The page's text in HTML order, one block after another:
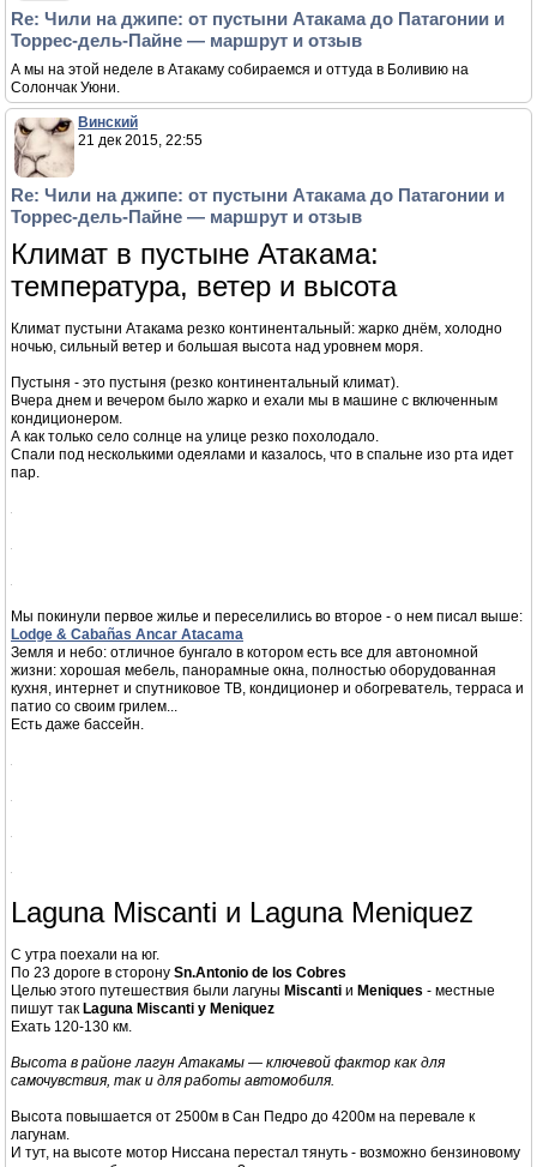
Re: Чили на джипе: от пустыни Атакама до Патагонии и
Торрес-дель-Пайне — маршрут и отзыв
Фотографии нереально красивые! Хочу в Чили!
Viktor1976
21 дек 2015, 12:22
Re: Чили на джипе: от пустыни Атакама до Патагонии и
Торрес-дель-Пайне — маршрут и отзыв
Подписываюсь
Startup&Travel
21 дек 2015, 21:03
Re: Чили на джипе: от пустыни Атакама до Патагонии и
Торрес-дель-Пайне — маршрут и отзыв
А мы на этой неделе в Атакаму собираемся и оттуда в Боливию на
Солончак Уюни.
Винский
Торрес-дель-Пайне — маршрут и отзыв
Климат в пустыне Атакама:
температура, ветер и высота
Климат пустыни Атакама резко континентальный: жарко днём, холодно
ночью, сильный ветер и большая высота над уровнем моря.
Пустыня - это пустыня (резко континентальный климат).
Вчера днем и вечером было жарко и ехали мы в машине с включенным
А как только село солнце на улице резко похолодало.
пар.
Мы покинули первое жилье и переселились во второе - о нем писал выше:
Lodge & Cabañas Ancar Atacama
Земля и небо: отличное бунгало в котором есть все для автономной
жизни: хорошая мебель, панорамные окна, полностью оборудованная
кухня, интернет и спутниковое ТВ, кондиционер и обогреватель, терраса и
патио со своим грилем...
Есть даже бассейн.